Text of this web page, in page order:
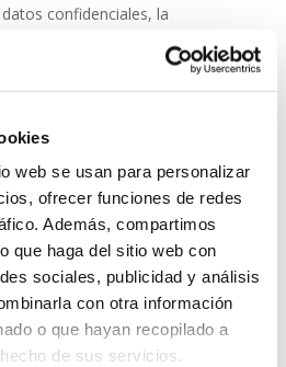
web se usan para personalizar
ofrecer funciones de redes
Además, compartimos
que haga del sitio web con
sociales, publicidad y análisis
con otra información
o que hayan recopilado a
de sus servicios.
confidenciales, la
protección antivirusno
una inversión
adaptadas para
con consolas de
escaneos programados. De
que todos los
seguros, actualizados y
somos?